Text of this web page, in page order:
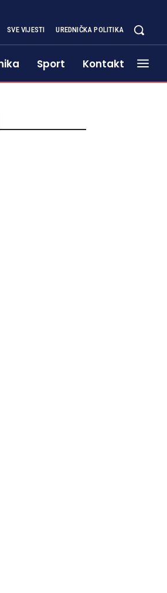
SVE VIJESTI UREDNIČKA POLITIKA
Sport Kontakt